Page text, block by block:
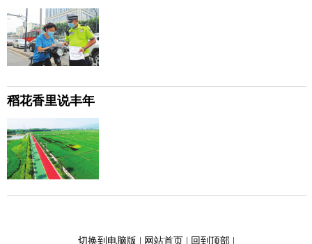
稻花香里说丰年
切换到电脑版 网站首页 回到顶部|